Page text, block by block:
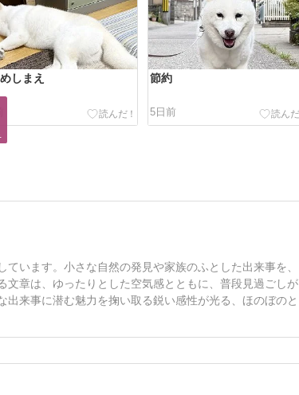
しまえ 節約
5日前
います。小さな自然の発見や家族のふとした出来事を、
章は、ゆったりとした空気感とともに、普段見過ごしが
来事に潜む魅力を掬い取る鋭い感性が光る、ほのぼのと